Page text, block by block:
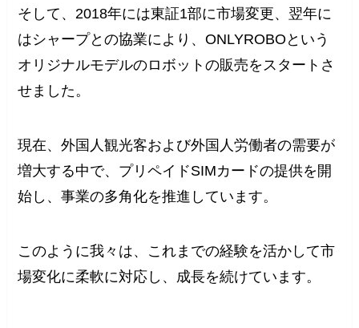
そして、2018年には東証1部に市場変更、翌年に
はシャープとの協業により、ONLYROBOという
オリジナルモデルのロボットの販売をスタートさ
せました。
現在、外国人観光客および外国人労働者の需要が
増大する中で、プリペイドSIMカードの提供を開
始し、事業の多角化を推進しています。
このように我々は、これまでの経験を活かして市
場変化に柔軟に対応し、成長を続けています。